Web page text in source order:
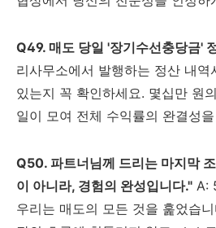
Q49. 매도 당일 '장기수선충당금'
리사무소에서 발행하는 정산 내역
있는지 꼭 확인하세요. 몇십만 원
일이 모여 전체 수익률의 완결성
Q50. 파트너님께 드리는 마지막
이 아니라, 경험의 완성입니다." A:
우리는 매도의 모든 것을 훑었습